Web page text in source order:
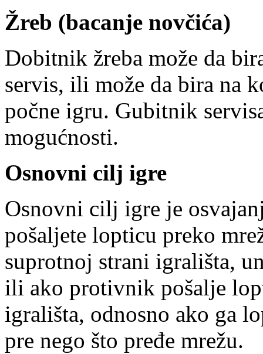
Žreb (bacanje novčića)
Dobitnik žreba može da
servis, ili može da bira na
počne igru. Gubitnik
mogućnosti.
Osnovni cilj igre
Osnovni cilj igre je
pošaljete lopticu preko
suprotnoj strani igrališta,
ili ako protivnik pošalje
igrališta, odnosno ako ga
pre nego što pređe mrežu.